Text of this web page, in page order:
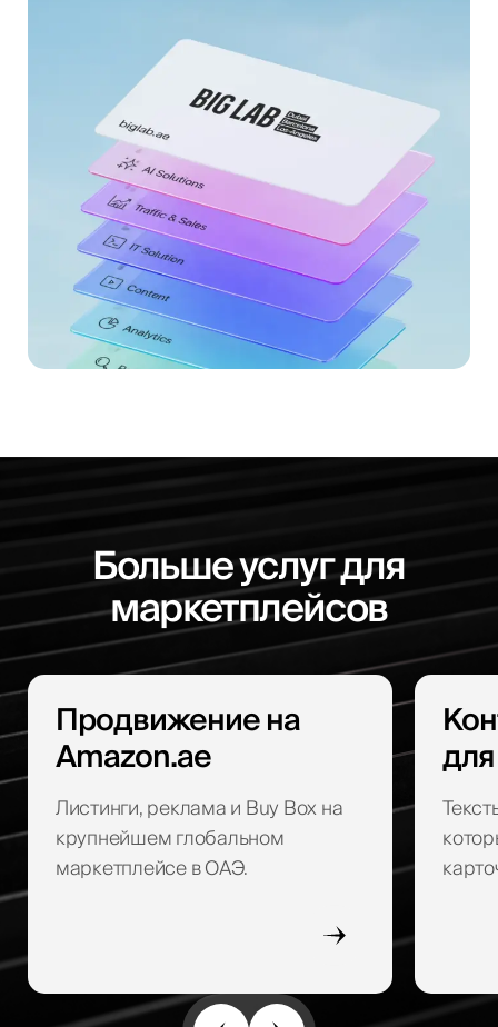
Больше услуг для
маркетплейсов
Продвижение на
Amazon.ae
Листинги, реклама и Buy Box на
крупнейшем глобальном
маркетплейсе в ОАЭ.